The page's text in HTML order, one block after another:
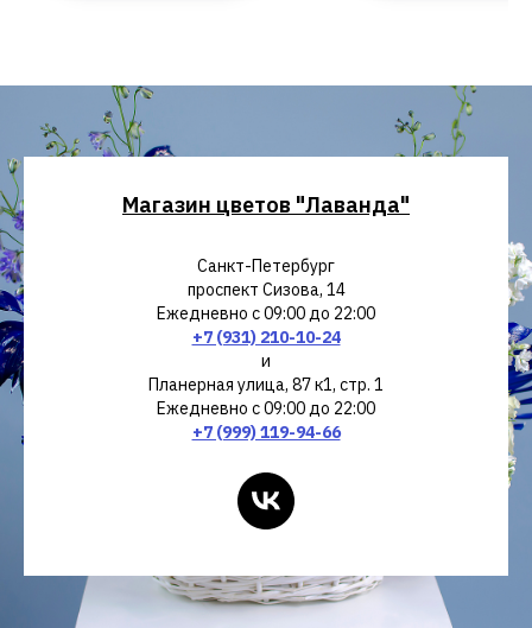
Магазин цветов "Лаванда"
Санкт-Петербург
проспект Сизова, 14
Ежедневно с 09:00 до 22:00
+7 (931) 210-10-24
и
Планерная улица, 87 к1, стр. 1
Ежедневно с 09:00 до 22:00
+7 (999) 119-94-66